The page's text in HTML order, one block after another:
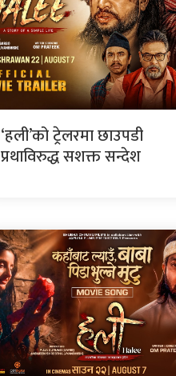
‘हली’को ट्रेलरमा छाउपडी
प्रथाविरुद्ध सशक्त सन्देश